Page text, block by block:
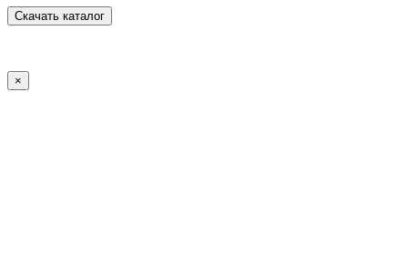
Детские столики и скамьи
Теневые навесы и сцены
Скачать каталог
×